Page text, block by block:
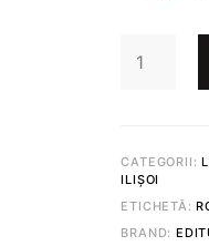
FIII
CATEGORII:
ILIȘOI
ETICHETĂ:
BRAND: